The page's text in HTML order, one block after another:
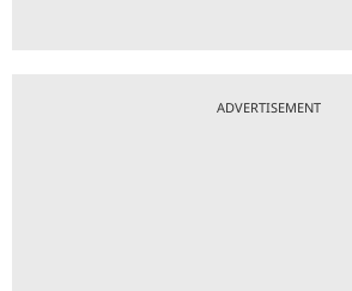
ADVERTISEMENT